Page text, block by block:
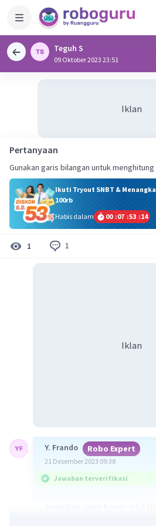
Teguh S
09 Oktober 2023 23:51
Iklan
Pertanyaan
Gunakan garis bilangan untuk menghitung
Ikuti Tryout SNBT &
100rb
Habis dalam
00 :07 :53 :14
1 1
Iklan
Y. Frando Robo Expert
21 Desember 2023 09:38
Jawaban terverifikasi